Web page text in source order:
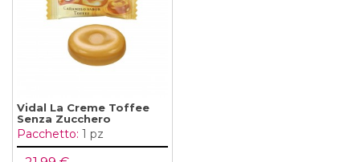
Vidal La Creme Toffee
Senza Zucchero
Pacchetto: 1 pz